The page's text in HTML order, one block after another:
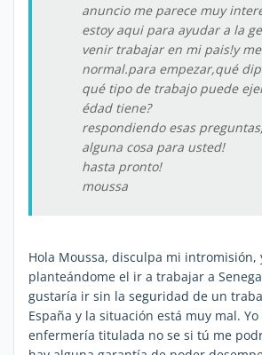
anuncio me parece muy
estoy aqui para ayudar a la
venir trabajar en mi pais!y
normal.para empezar,qué
qué tipo de trabajo puede
édad tiene?
respondiendo esas
alguna cosa para usted!
hasta pronto!
moussa
Hola Moussa, disculpa mi intromisión,
planteándome el ir a trabajar a
gustaría ir sin la seguridad de un
España y la situación está muy mal.
enfermería titulada no se si tú me